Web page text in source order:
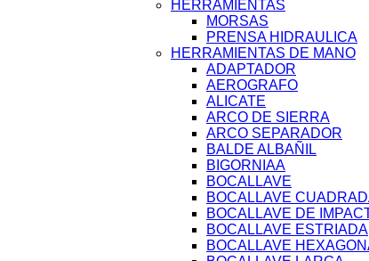
HERRAMIENTAS
MORSAS
PRENSA HIDRAULICA
HERRAMIENTAS DE MANO
ADAPTADOR
AEROGRAFO
ALICATE
ARCO DE SIERRA
ARCO SEPARADOR
BALDE ALBAÑIL
BIGORNIAA
BOCALLAVE
BOCALLAVE
BOCALLAVE DE
BOCALLAVE ESTRIADA
BOCALLAVE